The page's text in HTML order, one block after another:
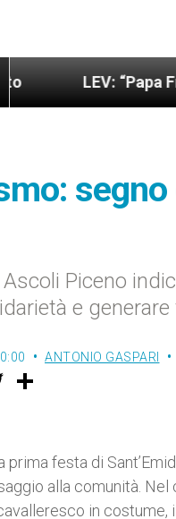
LEV: “Papa
Piceno
e
ANTONIO GASPARI
w
r
prima festa di
alla comunità.
in costume,